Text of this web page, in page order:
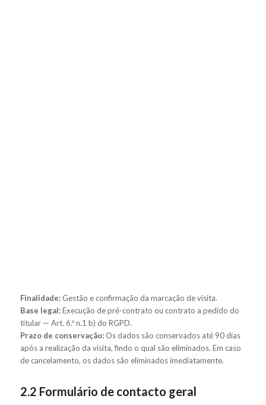
Finalidade:Gestão e confirmação da marcação de visita.
Base legal:Execução de pré-contrato ou contrato a pedido do
titular — Art. 6.º n.1 b) do RGPD.
Prazo de conservação:Os dados são conservados até 90 dias
após a realização da visita, findo o qual são eliminados. Em caso
de cancelamento, os dados são eliminados imediatamente.
2.2 Formulário de contacto geral